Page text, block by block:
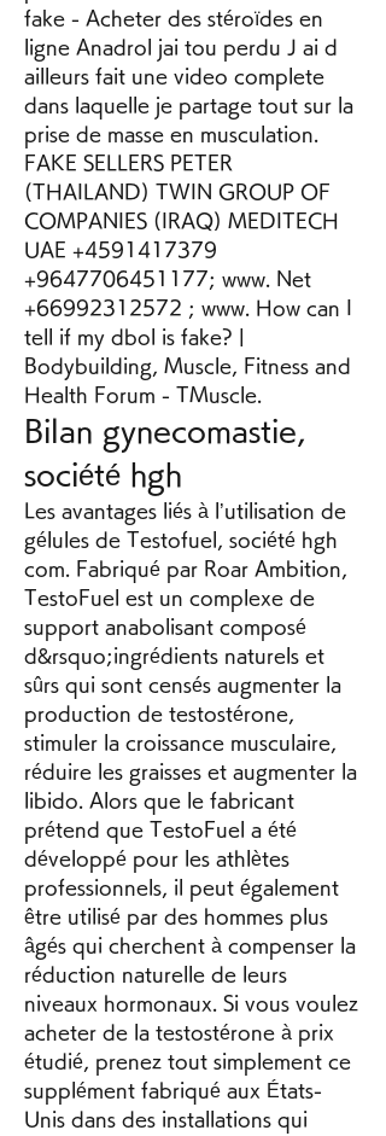
fake - Acheter des stéroïdes en
ligne Anadrol jai tou perdu J ai d
ailleurs fait une video complete
dans laquelle je partage tout sur la
prise de masse en musculation.
FAKE SELLERS PETER
(THAILAND) TWIN GROUP OF
COMPANIES (IRAQ) MEDITECH
UAE +4591417379
+9647706451177; www. Net
+66992312572 ; www. How can I
tell if my dbol is fake? |
Bodybuilding, Muscle, Fitness and
Health Forum - TMuscle.
Bilan gynecomastie,
société hgh
Les avantages liés à l’utilisation de
gélules de Testofuel, société hgh
com. Fabriqué par Roar Ambition,
TestoFuel est un complexe de
support anabolisant composé
d&rsquo;ingrédients naturels et
sûrs qui sont censés augmenter la
production de testostérone,
stimuler la croissance musculaire,
réduire les graisses et augmenter la
libido. Alors que le fabricant
prétend que TestoFuel a été
développé pour les athlètes
professionnels, il peut également
être utilisé par des hommes plus
âgés qui cherchent à compenser la
réduction naturelle de leurs
niveaux hormonaux. Si vous voulez
acheter de la testostérone à prix
étudié, prenez tout simplement ce
supplément fabriqué aux États-
Unis dans des installations qui